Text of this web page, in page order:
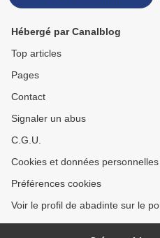
Hébergé par Canalblog
Top articles
Pages
Contact
Signaler un abus
C.G.U.
Cookies et données personnelles
Préférences cookies
Voir le profil de abadinte sur le